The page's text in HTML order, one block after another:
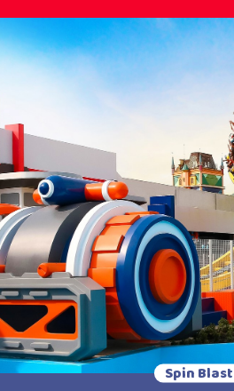
MUCHAS SORPRESAS EN UNA
PISTA LLENA DE DESAFÍOS.
UNA ATRACCIÓN INTERACTIVA
QUE REFUERZA LOS
VÍNCULOS Y OFRECE
EXPERIENCIAS ÚNICAS E
ALTURA MÍNIMA: PERSONAS
ENTRE 95 CM Y 1,30 M DE
PARTICIPAR ACOMPAÑADAS
POR UN ADULTO
RESPONSABLE. PARA
CONDUCIR, ÚNICAMENTE
PERSONAS CON MÁS DE 1,30
M DE ALTURA. RESTRICCIÓN
DE EDAD MÍNIMA: NO HAY
RESTRICCIONES DE EDAD,
SOLO LA ALTURA MÍNIMA
PERMITIDA. RESTRICCIONES: -
PERSONAS CON MIEMBROS
ENYESADOS, CIRUGÍAS O
FRACTURAS RECIENTES Y
PROBLEMAS DE COLUMNA. -Spin Blast